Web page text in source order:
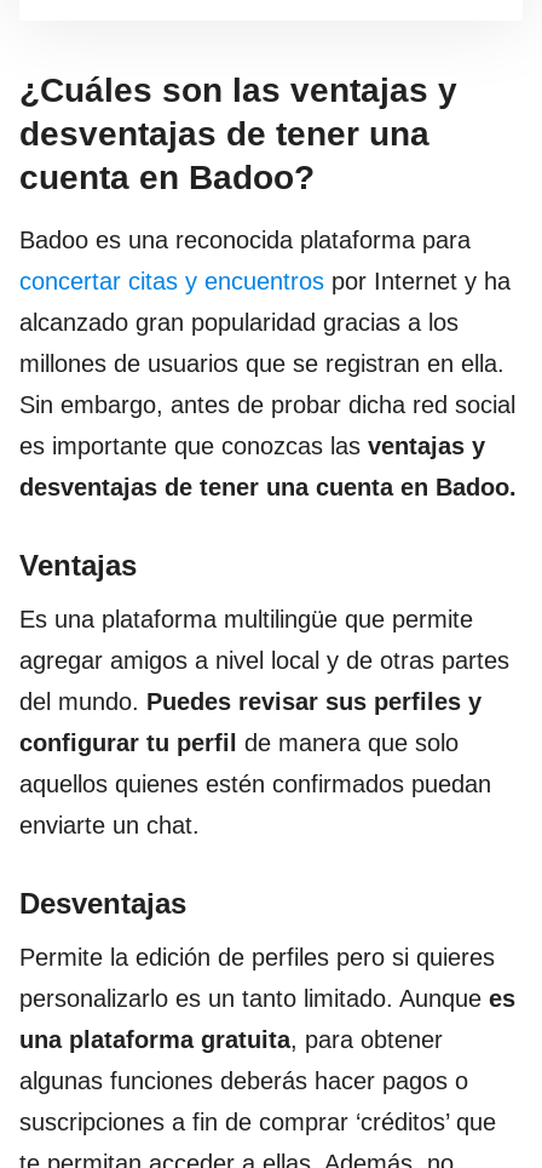
¿Cuáles son las ventajas y
desventajas de tener una
cuenta en Badoo?
Badoo es una reconocida plataforma para
concertar citas y encuentros por Internet y ha
alcanzado gran popularidad gracias a los
millones de usuarios que se registran en ella.
Sin embargo, antes de probar dicha red social
es importante que conozcas las ventajas y
desventajas de tener una cuenta en Badoo.
Ventajas
Es una plataforma multilingüe que permite
agregar amigos a nivel local y de otras partes
del mundo. Puedes revisar sus perfiles y
configurar tu perfil de manera que solo
aquellos quienes estén confirmados puedan
enviarte un chat.
Desventajas
Permite la edición de perfiles pero si quieres
personalizarlo es un tanto limitado. Aunque es
una plataforma gratuita, para obtener
algunas funciones deberás hacer pagos o
suscripciones a fin de comprar ‘créditos’ que